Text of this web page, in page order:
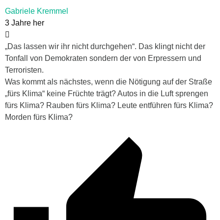
Gabriele Kremmel
3 Jahre her
„Das lassen wir ihr nicht durchgehen“. Das klingt nicht der
Tonfall von Demokraten sondern der von Erpressern und
Terroristen.
Was kommt als nächstes, wenn die Nötigung auf der Straße
„fürs Klima“ keine Früchte trägt? Autos in die Luft sprengen
fürs Klima? Rauben fürs Klima? Leute entführen fürs Klima?
Morden fürs Klima?